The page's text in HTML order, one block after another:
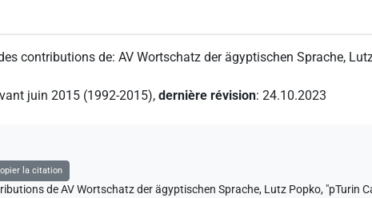
contributions de:AV Wortschatz der ägyptischen Sprache,
juin 2015 (1992-2015),dernière révision:24.10.2023
la citation
de AV Wortschatz der ägyptischen Sprache, Lutz Popko, "pTurin